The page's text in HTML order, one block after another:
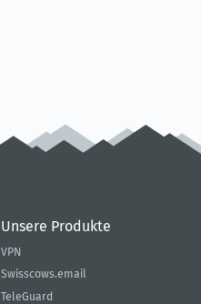
Unsere Produkte
VPN
Swisscows.email
TeleGuard